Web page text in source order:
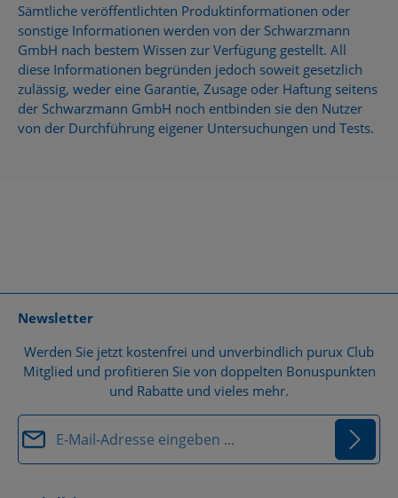
Sämtliche veröffentlichten Produktinformationen oder
sonstige Informationen werden von der Schwarzmann
GmbH nach bestem Wissen zur Verfügung gestellt. All
diese Informationen begründen jedoch soweit gesetzlich
zulässig, weder eine Garantie, Zusage oder Haftung seitens
der Schwarzmann GmbH noch entbinden sie den Nutzer
von der Durchführung eigener Untersuchungen und Tests.
Newsletter
Werden Sie jetzt kostenfrei und unverbindlich purux Club
Mitglied und profitieren Sie von doppelten Bonuspunkten
und Rabatte und vieles mehr.